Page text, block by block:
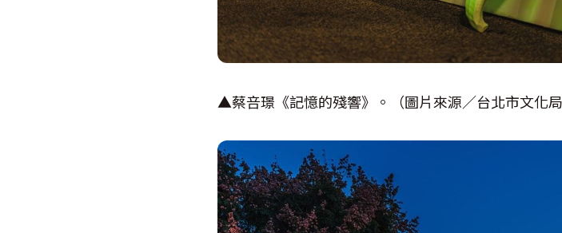
▲蔡咅璟《記憶的殘響》。（圖片來源／台北市文化局